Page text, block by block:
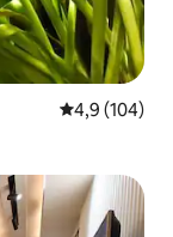
Gemiddelde
4,9 (104)